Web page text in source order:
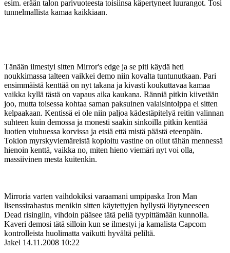
esim. erään talon parivuoteesta toisiinsa käpertyneet luurangot. Tosi
tunnelmallista kamaa kaikkiaan.
Tänään ilmestyi sitten Mirror's edge ja se piti käydä heti
noukkimassa talteen vaikkei demo niin kovalta tuntunutkaan. Pari
ensimmäistä kenttää on nyt takana ja kivasti koukuttavaa kamaa
vaikka kyllä tästä on vapaus aika kaukana. Ränniä pitkin kiivetään
joo, mutta toisessa kohtaa saman paksuinen valaisintolppa ei sitten
kelpaakaan. Kentissä ei ole niin paljoa kädestäpitelyä reitin valinnan
suhteen kuin demossa ja monesti saakin sinkoilla pitkin kenttää
luotien viuhuessa korvissa ja etsiä että mistä päästä eteenpäin.
Tokion myrskyviemäreistä kopioitu vastine on ollut tähän mennessä
hienoin kenttä, vaikka no, miten hieno viemäri nyt voi olla,
massiivinen mesta kuitenkin.
Mirroria varten vaihdokiksi varaamani umpipaska Iron Man
lisenssirahastus menikin sitten käytettyjen hyllystä löytyneeseen
Dead risingiin, vihdoin pääsee tätä peliä tyypittämään kunnolla.
Kaveri demosi tätä silloin kun se ilmestyi ja kamalista Capcom
kontrolleista huolimatta vaikutti hyvältä peliltä.
Jakel 14.11.2008 10:22